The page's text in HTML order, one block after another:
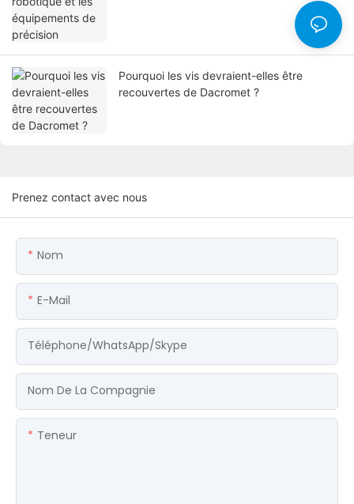
Pourquoi les vis devraient-elles être
recouvertes de Dacromet ?
Prenez contact avec nous
Nom
E-Mail
Téléphone/WhatsApp/Skype
Nom De La Compagnie
Teneur